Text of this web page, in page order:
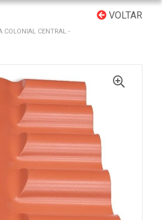
VOLTAR
COLONIAL CENTRAL -